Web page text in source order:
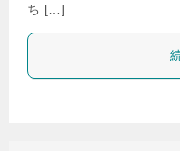
ち […]